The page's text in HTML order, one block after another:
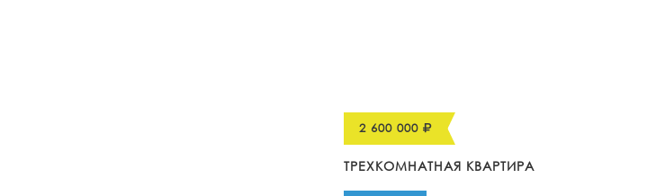
2 600 000
ТРЕХКОМНАТНАЯ КВАРТИРА